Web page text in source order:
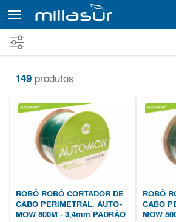
para
o
conteúdo
principal
149 produtos
ROBÔ ROBÔ CORTADOR DE
CABO PERIMETRAL. AUTO-
MOW 800M - 3,4mm PADRÃO
ROBÔ
CABO
MOW